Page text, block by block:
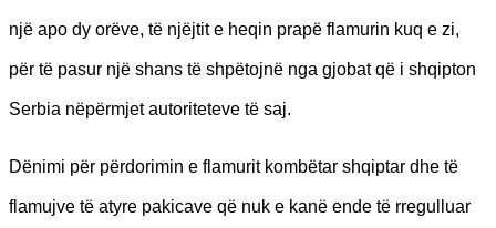
një apo dy orëve, të njëjtit e heqin prapë flamurin kuq e zi,
për të pasur një shans të shpëtojnë nga gjobat që i shqipton
Serbia nëpërmjet autoriteteve të saj.
Dënimi për përdorimin e flamurit kombëtar shqiptar dhe të
flamujve të atyre pakicave që nuk e kanë ende të rregulluar